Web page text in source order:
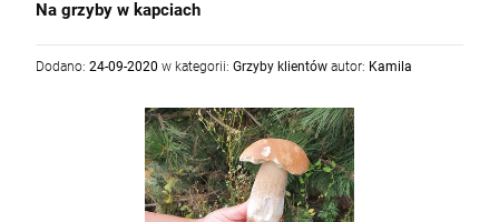
Na grzyby w kapciach
Dodano: 24-09-2020 w kategorii: Grzyby klientów autor: Kamila